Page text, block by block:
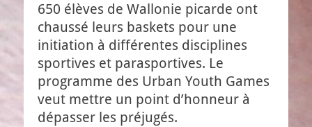
650 élèves de Wallonie picarde ont
chaussé leurs baskets pour une
initiation à différentes disciplines
sportives et parasportives. Le
programme des Urban Youth Games
veut mettre un point d’honneur à
dépasser les préjugés.